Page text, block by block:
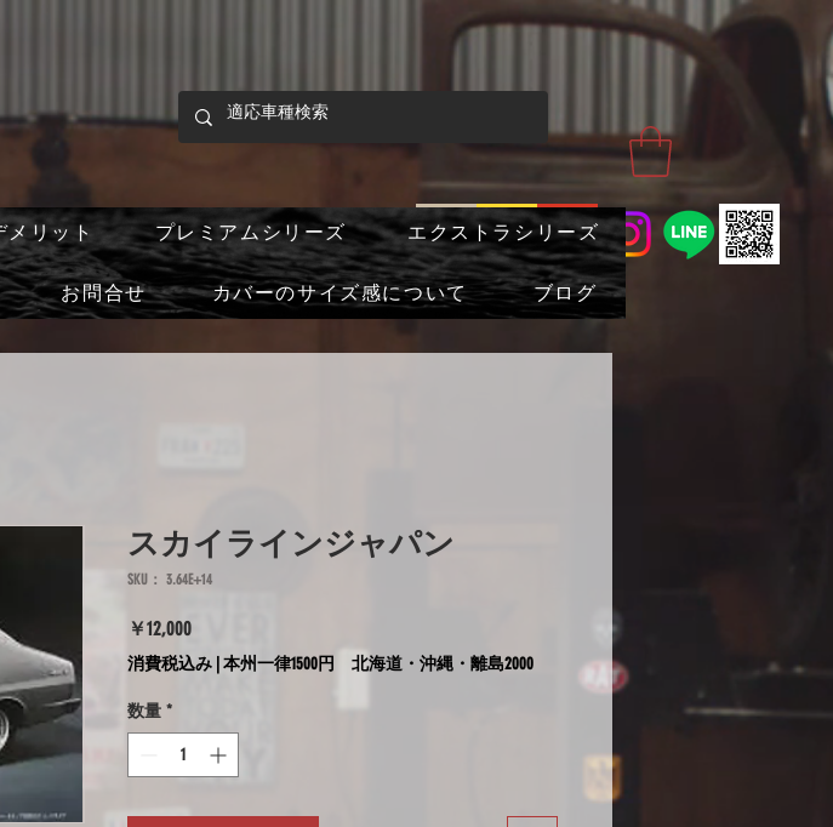
メリット プレミアムシリーズ エクストラシリーズ
お問合せ カバーのサイズ感について ブログ
スカイラインジャパン
SKU： 3.64E+14
￥12,000価
格
消費税込み 本州一律1500円 北海道・沖縄・離島2000
数量 *